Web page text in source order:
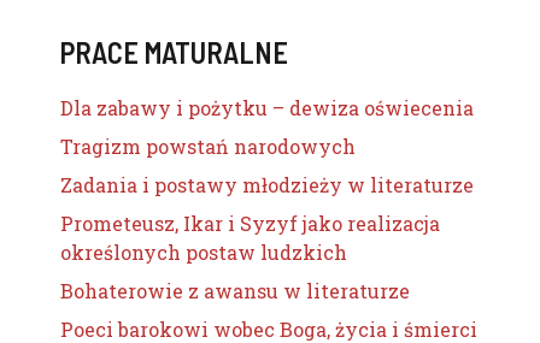
PRACE MATURALNE
Dla zabawy i pożytku – dewiza oświecenia
Tragizm powstań narodowych
Zadania i postawy młodzieży w literaturze
Prometeusz, Ikar i Syzyf jako realizacja
określonych postaw ludzkich
Bohaterowie z awansu w literaturze
Poeci barokowi wobec Boga, życia i śmierci